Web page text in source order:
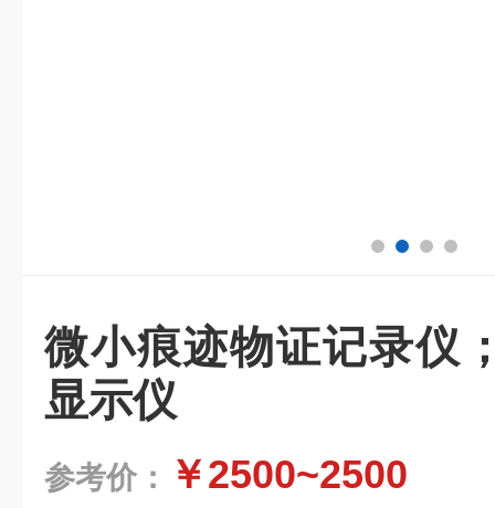
微小痕迹物证记录仪
显示仪
参考价： ￥2500~2500